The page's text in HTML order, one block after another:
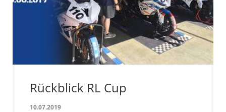
Rückblick RL Cup
10.07.2019